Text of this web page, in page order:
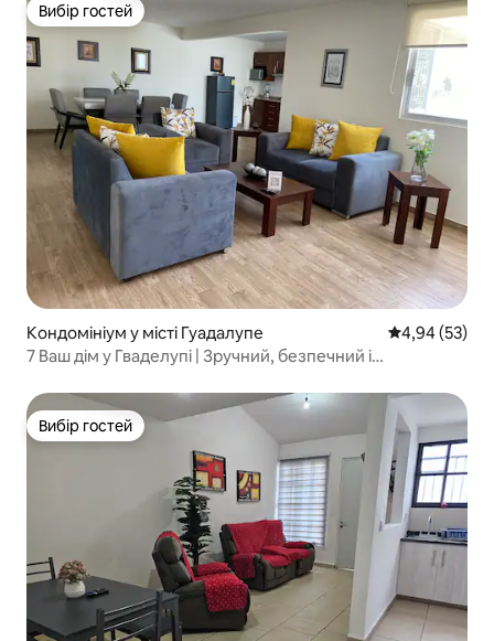
Вибір гостей
Вибір гостей
Кондомініум у місті Гуадалупе Середня
4,94 (53)
7 Ваш дім у Гваделупі | Зручний, безпечний і
Вибір гостей
Вибір гостей